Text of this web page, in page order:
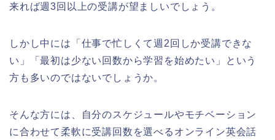
来れば週3回以上の受講が望ましいでしょう。
しかし中には「仕事で忙しくて週2回しか受講できな
い」「最初は少ない回数から学習を始めたい」という
方も多いのではないでしょうか。
そんな方には、自分のスケジュールやモチベーション
に合わせて柔軟に受講回数を選べるオンライン英会話